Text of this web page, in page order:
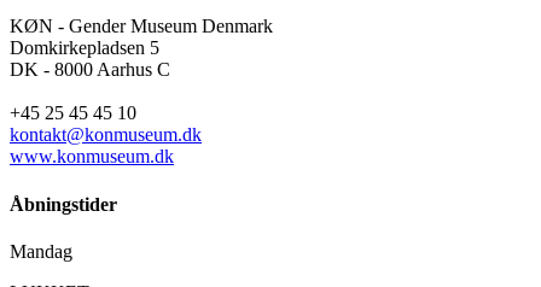
KØN - Gender Museum Denmark
Domkirkepladsen 5
DK - 8000 Aarhus C
+45 25 45 45 10
kontakt@konmuseum.dk
www.konmuseum.dk
Åbningstider
Mandag